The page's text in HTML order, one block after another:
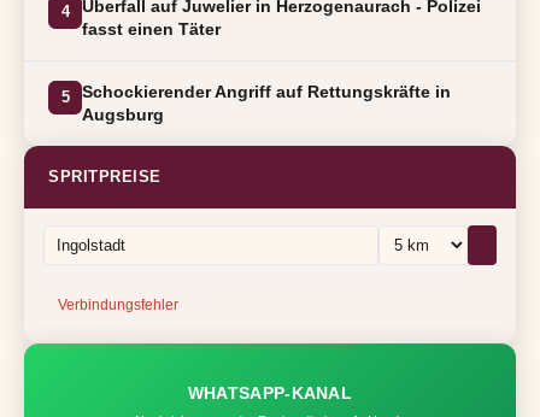
4
Überfall auf Juwelier in Herzogenaurach - Polizei
fasst einen Täter
5
Schockierender Angriff auf Rettungskräfte in
Augsburg
SPRITPREISE
Verbindungsfehler
WHATSAPP-KANAL